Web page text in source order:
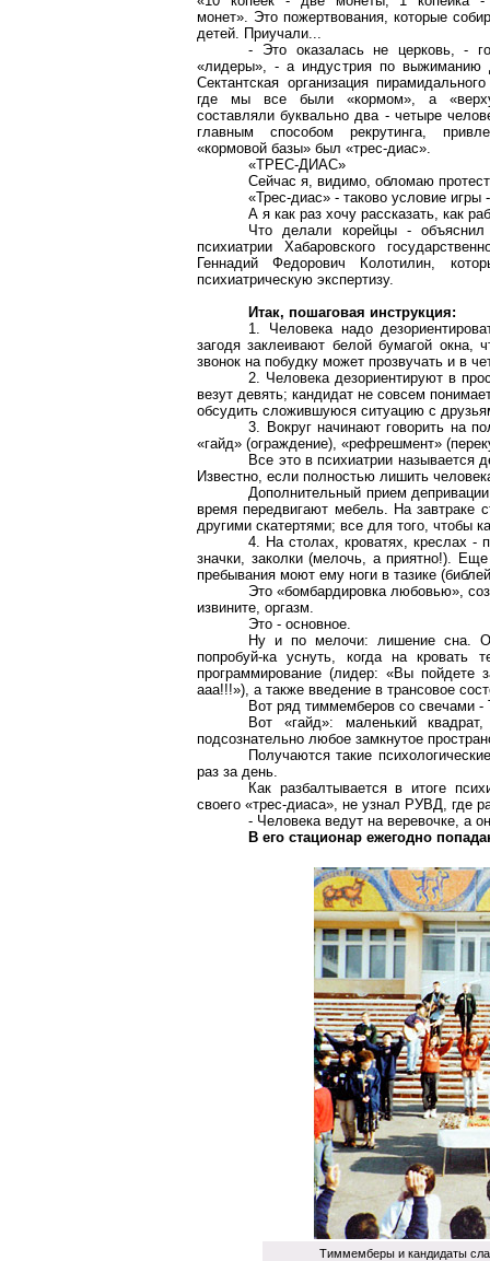
монет». Это пожертвования, которые
детей. Приучали...
- Это оказалась не церковь, -
«лидеры», - а индустрия по выжиманию
Сектантская организация
где мы все были «кормом», а
составляли буквально два - четыре
главным способом рекрутинга,
«кормовой базы» был «трес-диас».
«ТРЕС-ДИАС»
Сейчас я, видимо, обломаю
«Трес-диас» - таково условие
А я как раз хочу рассказать, как
Что делали корейцы -
психиатрии Хабаровского
Геннадий Федорович Колотилин,
психиатрическую экспертизу.
Итак, пошаговая инструкция:
1. Человека надо
загодя заклеивают белой бумагой
звонок на побудку может прозвучать и в
2. Человека дезориентируют в
везут девять; кандидат не совсем
обсудить сложившуюся ситуацию с
3. Вокруг начинают говорить на
«гайд» (ограждение), «рефрешмент»
Все это в психиатрии называется
Известно, если полностью лишить
Дополнительный прием
время передвигают мебель. На завтраке
другими скатертями; все для того, чтобы
4. На столах, кроватях, креслах -
значки, заколки (мелочь, а приятно!).
пребывания моют ему ноги в тазике
Это «бомбардировка любовью»,
извините, оргазм.
Это - основное.
Ну и по мелочи: лишение сна.
попробуй-ка уснуть, когда на кровать
программирование (лидер: «Вы
ааа!!!»), а также введение в трансовое
Вот ряд тиммемберов со свечами -
Вот «гайд»: маленький
подсознательно любое замкнутое
Получаются такие
раз за день.
Как разбалтывается в итоге
своего «трес-диаса», не узнал РУВД, где
- Человека ведут на веревочке, а
В его стационар ежегодно
Тиммемберы и кандидаты